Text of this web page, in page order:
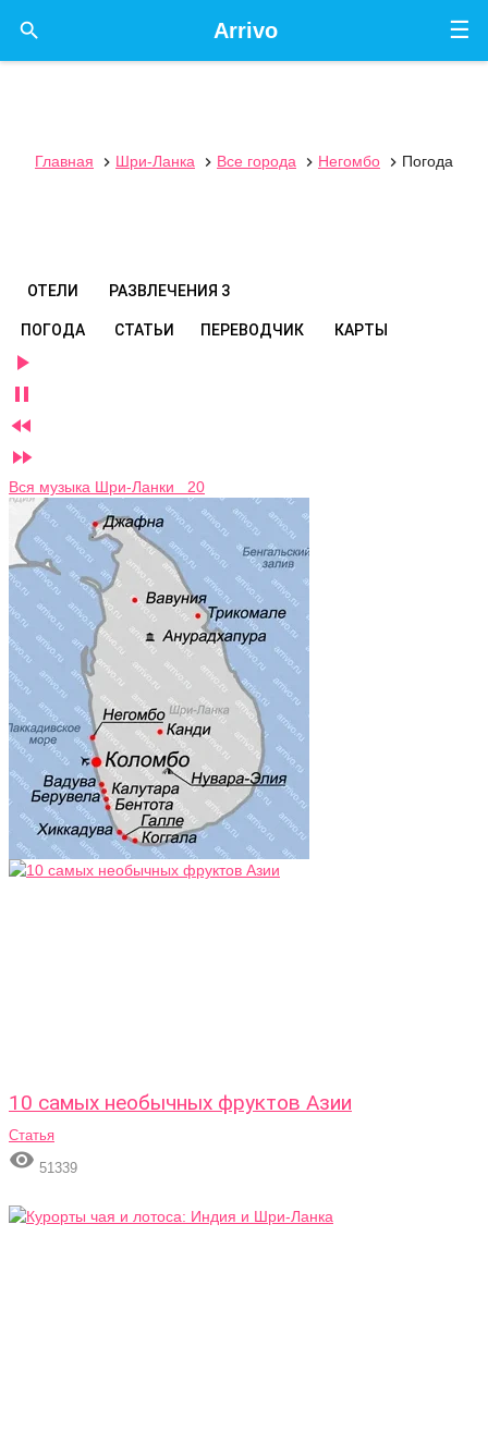
☰
Arrivo

Главная  Шри-Ланка  Все города  Негомбо  Погода
ОТЕЛИ РАЗВЛЕЧЕНИЯ 3
ПОГОДА СТАТЬИ ПЕРЕВОДЧИК КАРТЫ




Вся музыка Шри-Ланки 20
10 самых необычных фруктов Азии
Статья
 51339